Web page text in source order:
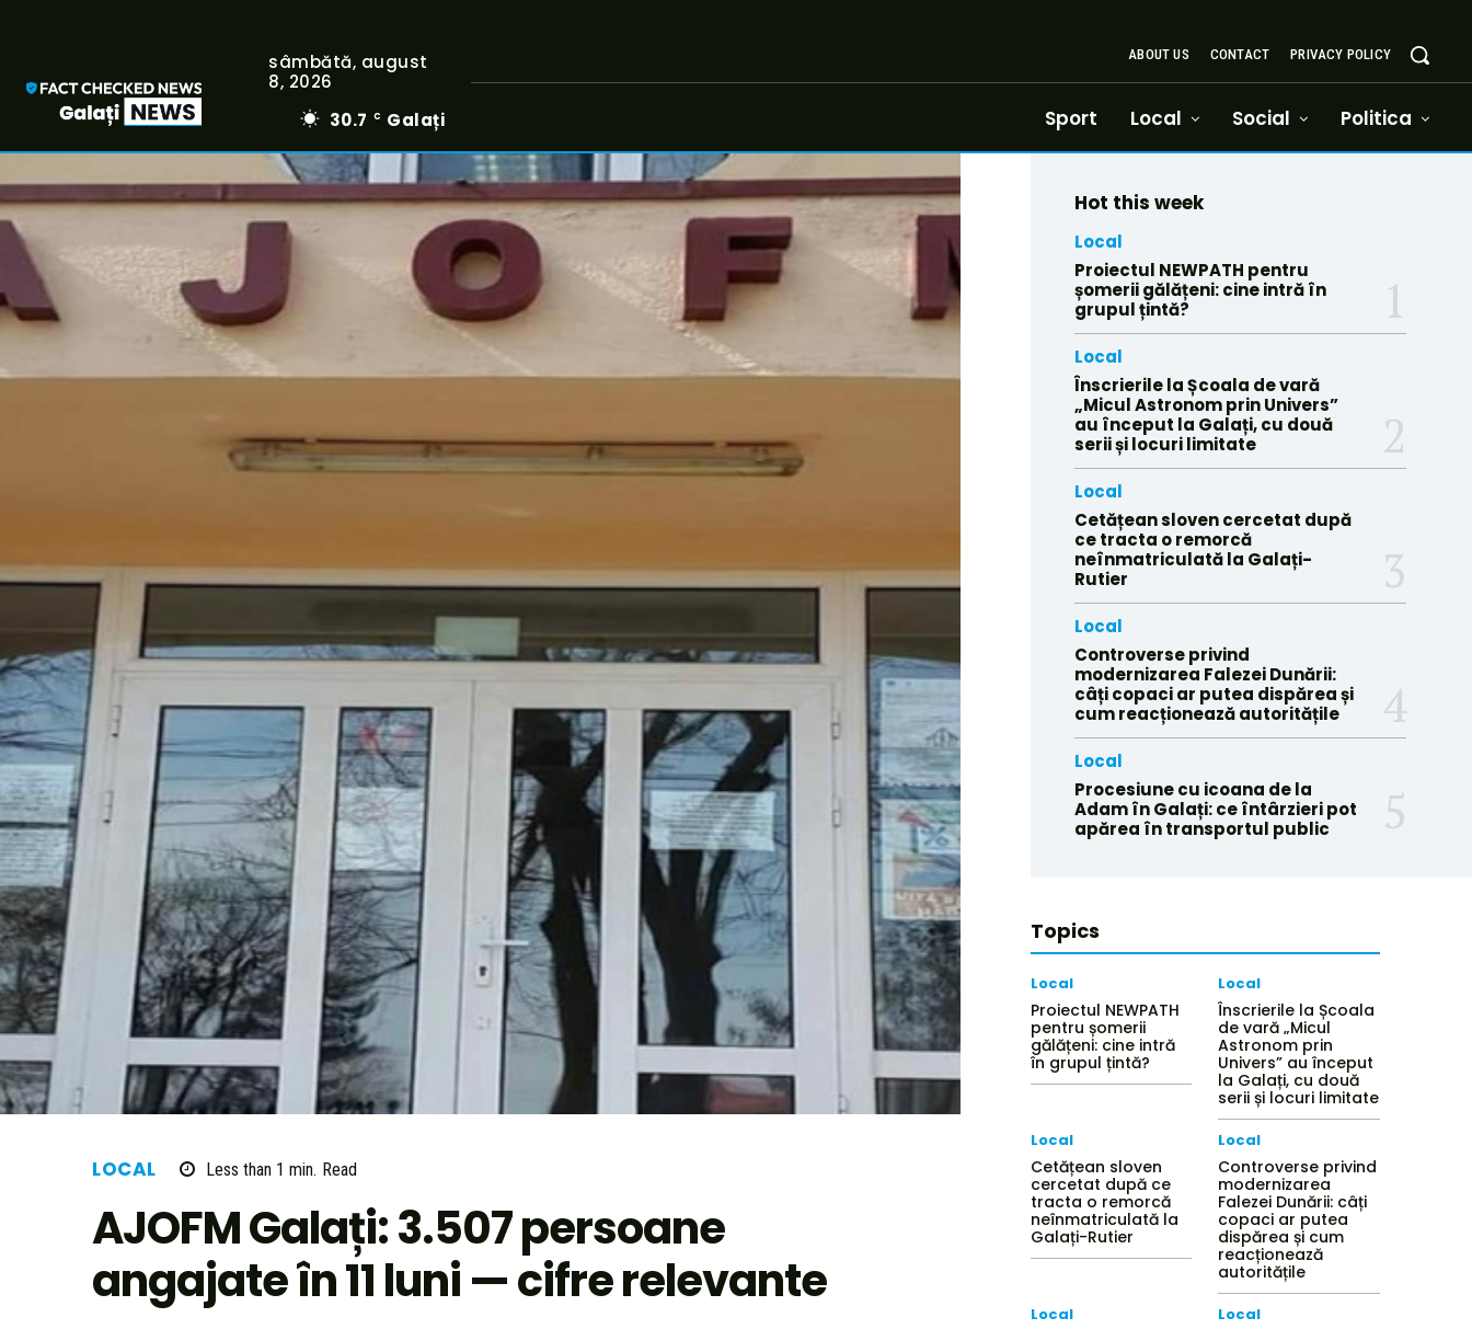
sâmbătă, august
8, 2026
30.7
C Galați
ABOUT US CONTACT PRIVACY POLICY
Sport Local Social Politica
LOCAL Less than 1 min. Read
AJOFM Galați: 3.507 persoane
angajate în 11 luni — cifre relevante
Hot this week
Local
Proiectul NEWPATH pentru
șomerii gălățeni: cine intră în
grupul țintă?
Local
Înscrierile la Școala de vară
„Micul Astronom prin Univers”
au început la Galați, cu două
serii și locuri limitate
Local
Cetățean sloven cercetat după
ce tracta o remorcă
neînmatriculată la Galați-
Rutier
Local
Controverse privind
modernizarea Falezei Dunării:
câți copaci ar putea dispărea și
cum reacționează autoritățile
Local
Procesiune cu icoana de la
Adam în Galați: ce întârzieri pot
apărea în transportul public
Topics
Local
Proiectul NEWPATH
pentru șomerii
gălățeni: cine intră
în grupul țintă?
Local
Înscrierile la Școala
de vară „Micul
Astronom prin
Univers” au început
la Galați, cu două
serii și locuri limitate
Local
Cetățean sloven
cercetat după ce
tracta o remorcă
neînmatriculată la
Galați-Rutier
Local
Controverse privind
modernizarea
Falezei Dunării: câți
copaci ar putea
dispărea și cum
reacționează
autoritățile
Local Local